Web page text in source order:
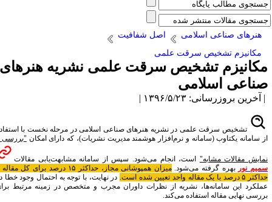
صناعی اسلامی
اصل شفافیت
ﺗﺸﺨﯿﺺ ﺳﺮﻗﺖ ﻋﻠﻤﯽ
ﺗﺸﺨﯿﺺ ﺳﺮﻗﺖ ﻋﻠﻤﯽ نشریه هنرهای
اسلامی
۱۳۹۶/۵/۲۳ |
سرقت علمی در نشریه هنرهای صناعی اسلامی در مرحله نخست با استفاده
(سامانه و نرم‌افزار هوشمند مدیریت نشریات)، که دارای امکان"بررسی و
مشابه"است، انجام می‌شود. سپس از سامانه مشابهت‌یابی مقالات
بهره گرفته می‌شود.
میزان همپوشانی مجاز، حداکثر ۱۵ درصد برای کل مقاله و
در نهایت، با توجه به احتمال وجود خطا در
سامانه‌ها، نشریه از نظرات داوران مجرب و متخصص در زمینه مرتبط برای
مقاله استفاده می‌کند.